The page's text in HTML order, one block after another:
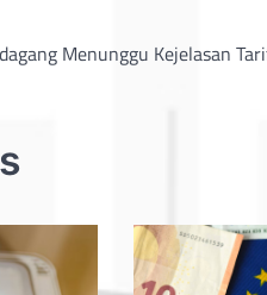
Menunggu Kejelasan